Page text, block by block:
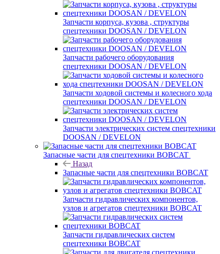
Запчасти корпуса, кузова , структуры
спецтехники DOOSAN / DEVELON
Запчасти рабочего оборудования
спецтехники DOOSAN / DEVELON
Запчасти ходовой системы и колесного хода
спецтехники DOOSAN / DEVELON
Запчасти электрических систем спецтехники
DOOSAN / DEVELON
Запасные части для спецтехники BOBCAT
Назад
Запасные части для спецтехники BOBCAT
Запчасти гидравлических компонентов,
узлов и агрегатов спецтехники BOBCAT
Запчасти гидравлических систем
спецтехники BOBCAT